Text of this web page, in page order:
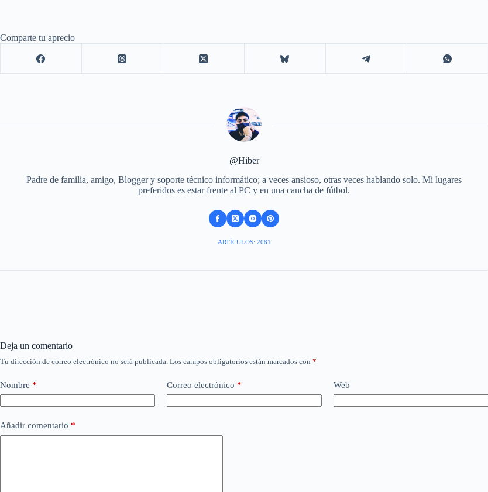
Comparte tu aprecio
@Hiber
Padre de familia, amigo, Blogger y soporte técnico informático; a veces ansioso, otras veces hablando solo. Mi lugares
preferidos es estar frente al PC y en una cancha de fútbol.
ARTÍCULOS: 2081
Deja un comentario
Tu dirección de correo electrónico no será publicada. Los campos obligatorios están marcados con *
Nombre * Correo electrónico * Web
Añadir comentario *